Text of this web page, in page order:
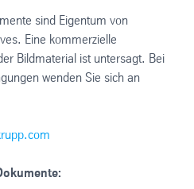
sind Eigentum von
Eine kommerzielle
Bildmaterial ist untersagt. Bei
wenden Sie sich an